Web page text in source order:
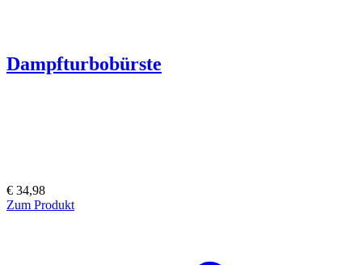
Dampfturbobürste
€ 34,98
Zum Produkt